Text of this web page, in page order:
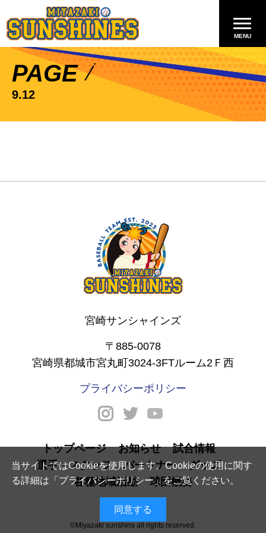
当サイトではCookieを使用します。Cookieの使用に関す
る詳細は「 プライバシーポリシー」をご覧ください。
同意する
PAGE
9.12
宮崎サンシャインズ
〒885-0078
宮崎県都城市宮丸町3024-3FTルーム2Ｆ西
プライバシーポリシー
トップページ お知らせ
試合情報
選手・スタッフ
パートナー
グッズ
各種地域活動
球団概要
©Miyazaki sunshins all rights reserved.